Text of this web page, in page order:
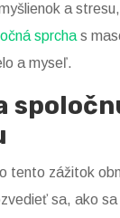
a
sprcha s
a myseľ.
tento zážitok
sa, ako sa